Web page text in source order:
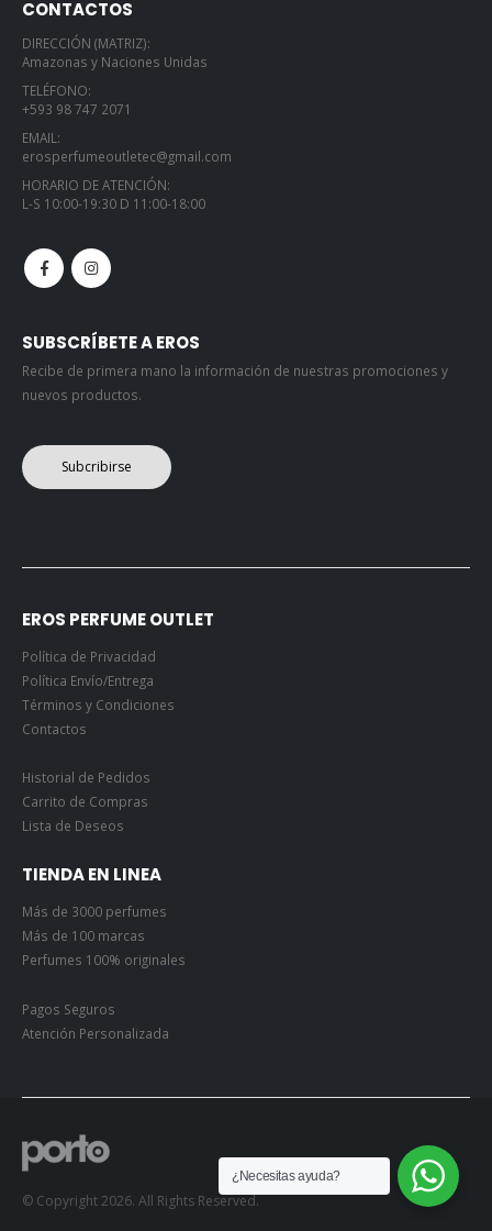
CONTACTOS
DIRECCIÓN (MATRIZ):
Amazonas y Naciones Unidas
TELÉFONO:
+593 98 747 2071
EMAIL:
erosperfumeoutletec@gmail.com
HORARIO DE ATENCIÓN:
L-S 10:00-19:30 D 11:00-18:00
SUBSCRÍBETE A EROS
Recibe de primera mano la información de nuestras promociones y
nuevos productos.
Subcribirse
EROS PERFUME OUTLET
Política de Privacidad
Política Envío/Entrega
Términos y Condiciones
Contactos
Historial de Pedidos
Carrito de Compras
Lista de Deseos
TIENDA EN LINEA
Más de 3000 perfumes
Más de 100 marcas
Perfumes 100% originales
Pagos Seguros
Atención Personalizada
© Copyright 2026. All Rights Reserved.
¿Necesitas ayuda?